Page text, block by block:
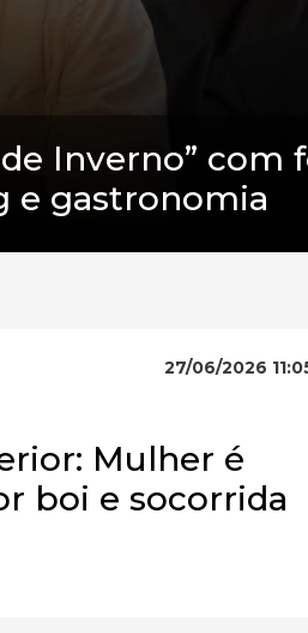
Inverno” com
e gastronomia
27/06/2026
Mulher é
boi e socorrida